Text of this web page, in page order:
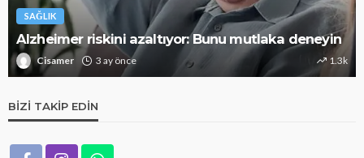
SAĞLIK
Alzheimer riskini azaltıyor: Bunu mutlaka deneyin
Cisamer 3 ay önce 1.3k
BIZI TAKIP EDIN